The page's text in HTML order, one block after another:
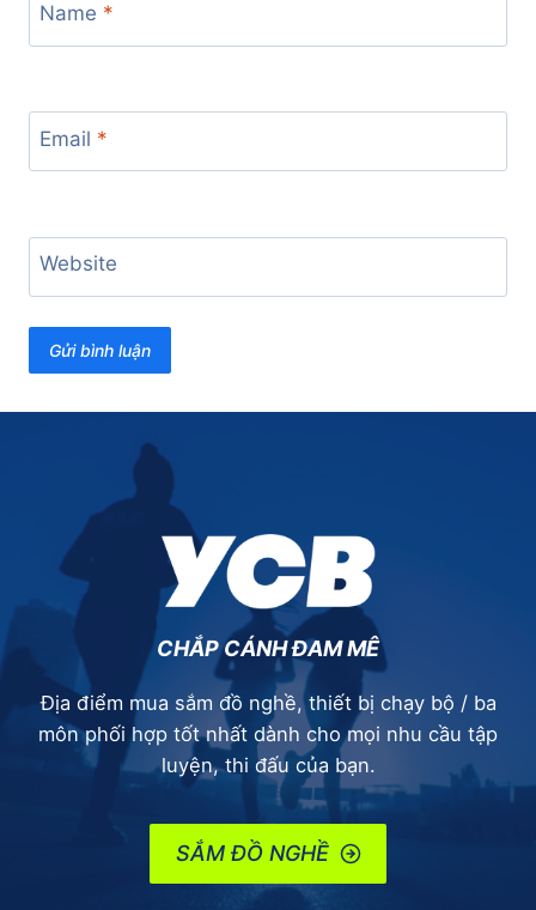
Name *
Email *
Website
CHẮP CÁNH ĐAM MÊ
Địa điểm mua sắm đồ nghề, thiết bị chạy bộ / ba
môn phối hợp tốt nhất dành cho mọi nhu cầu tập
luyện, thi đấu của bạn.
SẮM ĐỒ NGHỀ